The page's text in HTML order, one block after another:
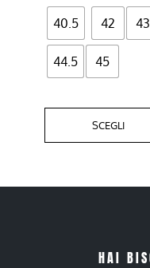
40.5 42 43
44.5 45
SCEGLI
del
prodotto
HAI